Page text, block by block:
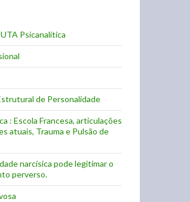
Psicanalítica
de Personalidade
: Escola Francesa, articulações
atuais, Trauma e Pulsão de
narcísica pode legitimar o
perverso.